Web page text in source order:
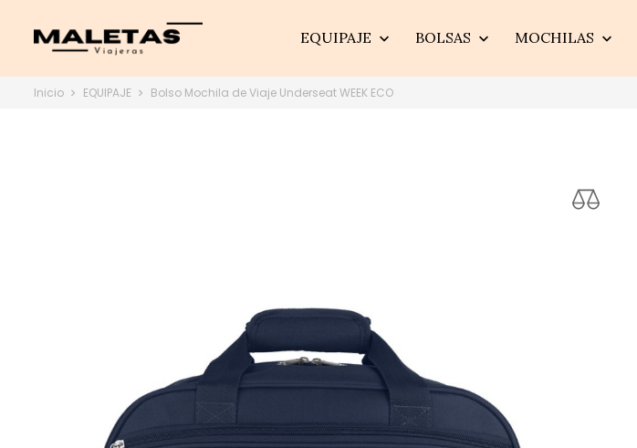
EQUIPAJE  BOLSAS  MOCHILAS 
Inicio EQUIPAJE Bolso Mochila de Viaje Underseat WEEK ECO